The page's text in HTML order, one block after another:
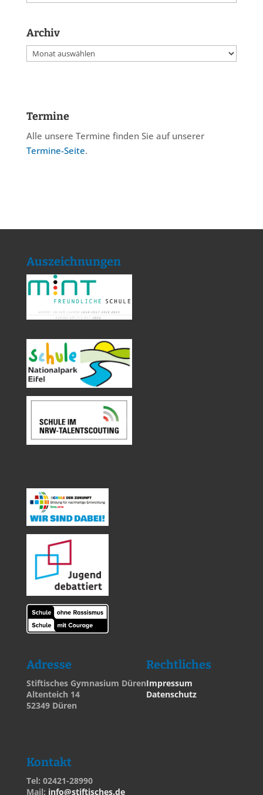
Archiv
Archiv
Termine
Alle unsere Termine finden Sie auf unserer
Termine-Seite.
Auszeichnungen
Adresse
Stiftisches Gymnasium Düren
Altenteich 14
52349 Düren
Rechtliches
Impressum
Datenschutz
Kontakt
Tel: 02421-28990
Mail: info@stiftisches.de